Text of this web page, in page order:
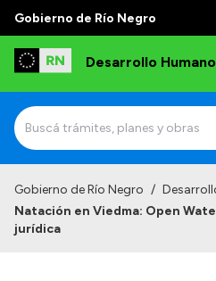
Gobierno de Río Negro
Desarrollo Humano
Institucional
Gobierno de Río Negro /
Natación en Viedma: Open
jurídica